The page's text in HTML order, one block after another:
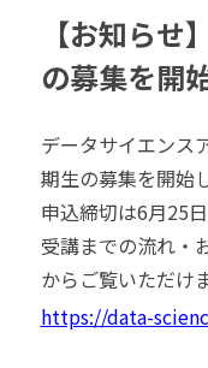
【お知ら
の募集を開
データサイエンス
期生の募集を開始
申込締切は6月25
受講までの流れ・
からご覧いただけま
https://data-